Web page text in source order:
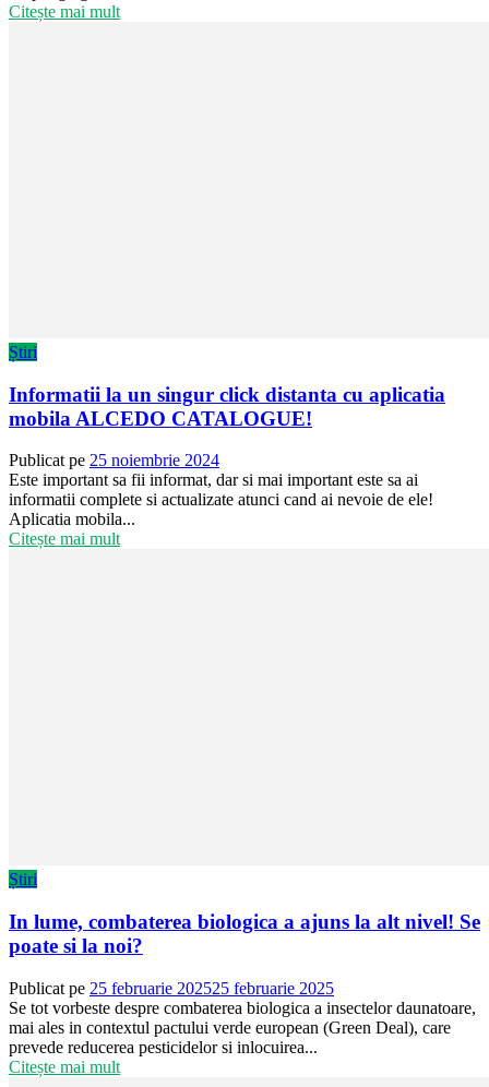
Citește mai mult
Știri
Informatii la un singur click distanta cu aplicatia
mobila ALCEDO CATALOGUE!
Publicat pe 25 noiembrie 2024
Este important sa fii informat, dar si mai important este sa ai
informatii complete si actualizate atunci cand ai nevoie de ele!
Aplicatia mobila...
Citește mai mult
Știri
In lume, combaterea biologica a ajuns la alt nivel! Se
poate si la noi?
Publicat pe 25 februarie 202525 februarie 2025
Se tot vorbeste despre combaterea biologica a insectelor daunatoare,
mai ales in contextul pactului verde european (Green Deal), care
prevede reducerea pesticidelor si inlocuirea...
Citește mai mult